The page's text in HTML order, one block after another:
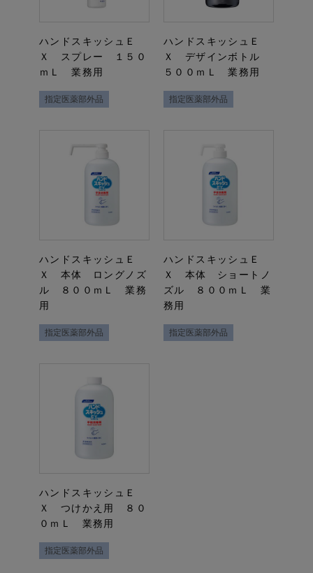
ハンドスキッシュＥ
Ｘ スプレー １５０
ｍＬ 業務用
指定医薬部外品
ハンドスキッシュＥ
Ｘ デザインボトル
５００ｍＬ 業務用
指定医薬部外品
ハンドスキッシュＥ
Ｘ 本体 ロングノズ
ル ８００ｍＬ 業務
用
指定医薬部外品
ハンドスキッシュＥ
Ｘ 本体 ショートノ
ズル ８００ｍＬ 業
務用
指定医薬部外品
ハンドスキッシュＥ
Ｘ つけかえ用 ８０
０ｍＬ 業務用
指定医薬部外品